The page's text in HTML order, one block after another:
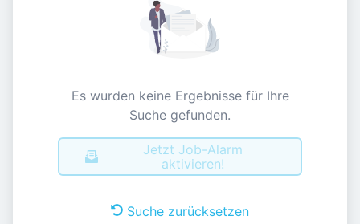
Es wurden keine Ergebnisse für Ihre
Suche gefunden.
Jetzt Job-Alarm
aktivieren!
Suche zurücksetzen